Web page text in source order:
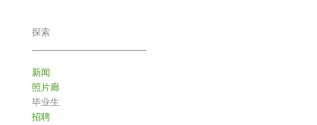
探索
新闻
照片廊
毕业生
招聘